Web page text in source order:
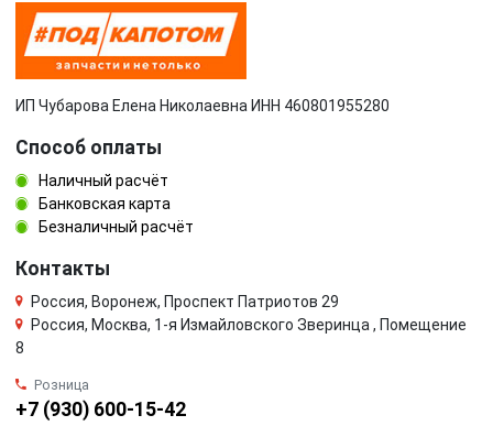
ИП Чубарова Елена Николаевна ИНН 460801955280
Способ оплаты
Наличный расчёт
Банковская карта
Безналичный расчёт
Контакты
Россия, Воронеж, Проспект Патриотов 29
Россия, Москва, 1-я Измайловского Зверинца , Помещение
8
Розница
+7 (930) 600-15-42